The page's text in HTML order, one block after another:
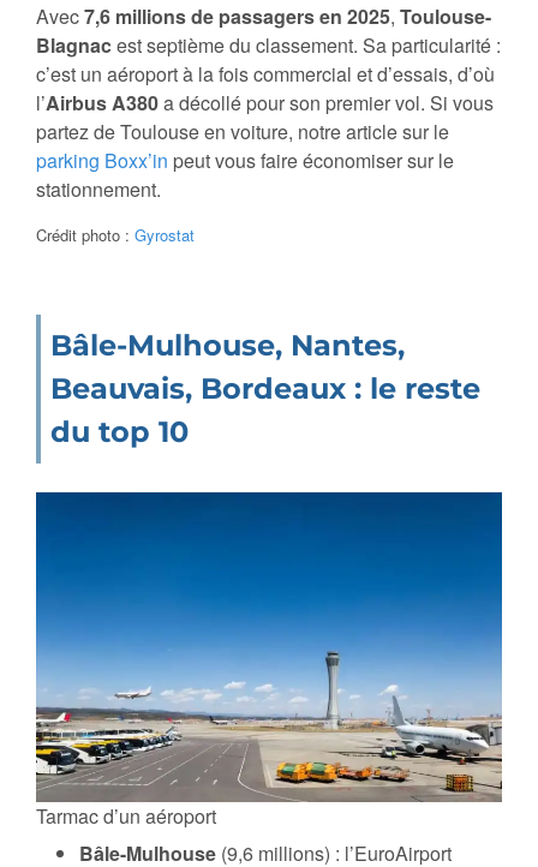
Avec7,6 millions de passagers en 2025, Toulouse-
Blagnacest septième du classement. Sa particularité :
c’est un aéroport à la fois commercial et d’essais, d’où
l’Airbus A380a décollé pour son premier vol. Si vous
partez de Toulouse en voiture, notre article sur le
parking Boxx’in peut vous faire économiser sur le
stationnement.
Crédit photo : Gyrostat
Bâle-Mulhouse, Nantes,
Beauvais, Bordeaux : le reste
du top 10
Tarmac d’un aéroport
Bâle-Mulhouse (9,6 millions) : l’EuroAirport